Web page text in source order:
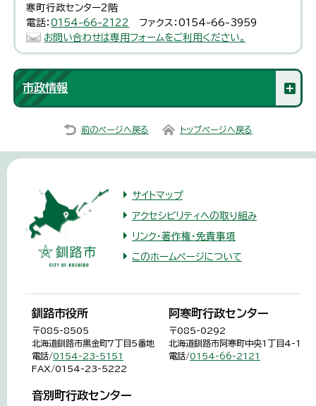
寒町行政センター2階
電話：0154-66-2122
ファクス：0154-66-3959
お問い合わせは専用フォームをご利用ください。
市政情報
前のページへ戻る トップページへ戻る
サイトマップ
アクセシビリティへの取り組み
リンク・著作権・免責事項
このホームページについて
釧路市役所
〒085-8505
北海道釧路市黒金町7丁目5番地
電話/0154-23-5151
FAX/0154-23-5222
阿寒町行政センター
〒085-0292
北海道釧路市阿寒町中央1丁目4-1
電話/0154-66-2121
音別町行政センター